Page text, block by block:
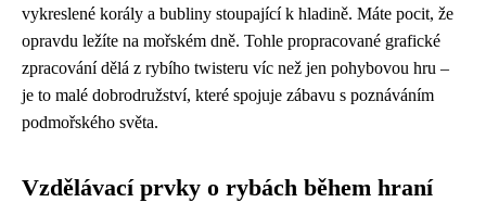
vykreslené korály a bubliny stoupající k hladině. Máte pocit, že
opravdu ležíte na mořském dně. Tohle propracované grafické
zpracování dělá z rybího twisteru víc než jen pohybovou hru –
je to malé dobrodružství, které spojuje zábavu s poznáváním
podmořského světa.
Vzdělávací prvky o rybách během hraní